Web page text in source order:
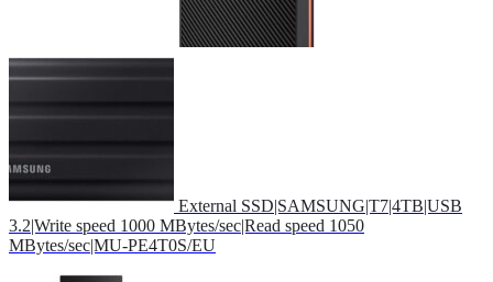
External SSD|SAMSUNG|T7|4TB|USB
3.2|Write speed 1000 MBytes/sec|Read speed 1050
MBytes/sec|MU-PE4T0S/EU